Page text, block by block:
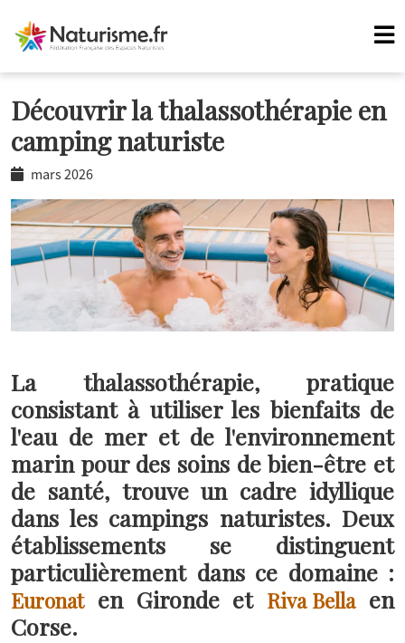
Découvrir la thalassothérapie en
camping naturiste
mars 2026
La thalassothérapie, pratique
consistant à utiliser les bienfaits de
l'eau de mer et de l'environnement
marin pour des soins de bien-être et
de santé, trouve un cadre idyllique
dans les campings naturistes. Deux
établissements se distinguent
particulièrement dans ce domaine :
Euronaten Gironde et Riva Bellaen
Corse.